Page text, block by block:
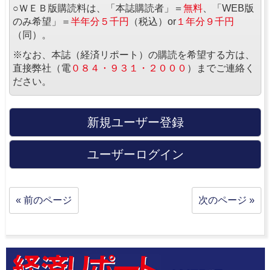
○ＷＥＢ版購読料は、「本誌購読者」＝ 無料 、「WEB版
のみ希望」＝ 半年分５千円 （税込）or １年分９千円
（同）。
※なお、本誌（経済リポート）の購読を希望する方は、
直接弊社（電 ０８４・９３１・２０００ ）までご連絡く
ださい。
新規ユーザー登録
ユーザーログイン
« 前のページ 次のページ »